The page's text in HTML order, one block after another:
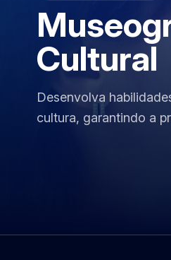
Cultural
Desenvolva
cultura, garantindo a